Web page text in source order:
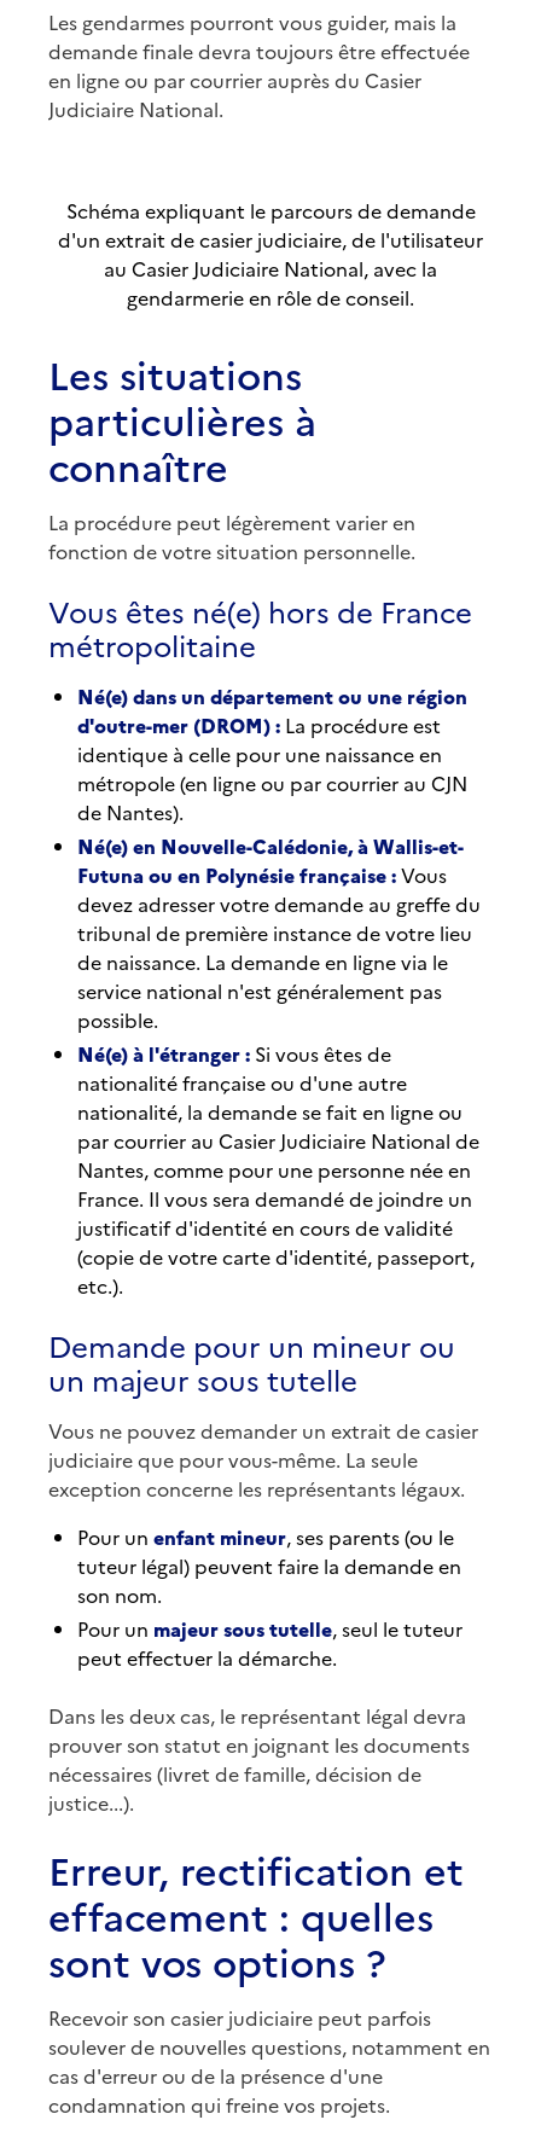
Les gendarmes pourront vous guider, mais la
demande finale devra toujours être effectuée
en ligne ou par courrier auprès du Casier
Judiciaire National.
Schéma expliquant le parcours de demande
d'un extrait de casier judiciaire, de l'utilisateur
au Casier Judiciaire National, avec la
gendarmerie en rôle de conseil.
Les situations
particulières à
connaître
La procédure peut légèrement varier en
fonction de votre situation personnelle.
Vous êtes né(e) hors de France
métropolitaine
Né(e) dans un département ou une région
d'outre-mer (DROM) : La procédure est
identique à celle pour une naissance en
métropole (en ligne ou par courrier au CJN
de Nantes).
Né(e) en Nouvelle-Calédonie, à Wallis-et-
Futuna ou en Polynésie française :Vous
devez adresser votre demande au greffe du
tribunal de première instance de votre lieu
de naissance. La demande en ligne via le
service national n'est généralement pas
possible.
Né(e) à l'étranger : Si vous êtes de
nationalité française ou d'une autre
nationalité, la demande se fait en ligne ou
par courrier au Casier Judiciaire National de
Nantes, comme pour une personne née en
France. Il vous sera demandé de joindre un
justificatif d'identité en cours de validité
(copie de votre carte d'identité, passeport,
etc.).
Demande pour un mineur ou
un majeur sous tutelle
Vous ne pouvez demander un extrait de casier
judiciaire que pour vous-même. La seule
exception concerne les représentants légaux.
Pour un enfant mineur, ses parents (ou le
tuteur légal) peuvent faire la demande en
son nom.
Pour un majeur sous tutelle, seul le tuteur
peut effectuer la démarche.
Dans les deux cas, le représentant légal devra
prouver son statut en joignant les documents
nécessaires (livret de famille, décision de
justice...).
Erreur, rectification et
effacement : quelles
sont vos options ?
Recevoir son casier judiciaire peut parfois
soulever de nouvelles questions, notamment en
cas d'erreur ou de la présence d'une
condamnation qui freine vos projets.